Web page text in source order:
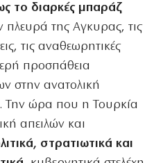
το διαρκές μπαράζ
της Αγκυρας, τις
τις αναθεωρητικές
προσπάθεια
στην ανατολική
Την ώρα που η Τουρκία
απειλών και
στρατιωτικά και